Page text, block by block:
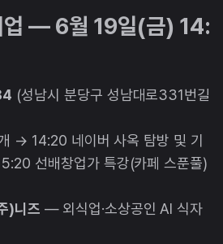
업 — 6월 19일(금) 14:
(성남시 분당구 성남대로331번길
→ 14:20 네이버 사옥 탐방 및 기
선배창업가 특강(카페 스푼풀)
)니즈 — 외식업·소상공인 AI 식자